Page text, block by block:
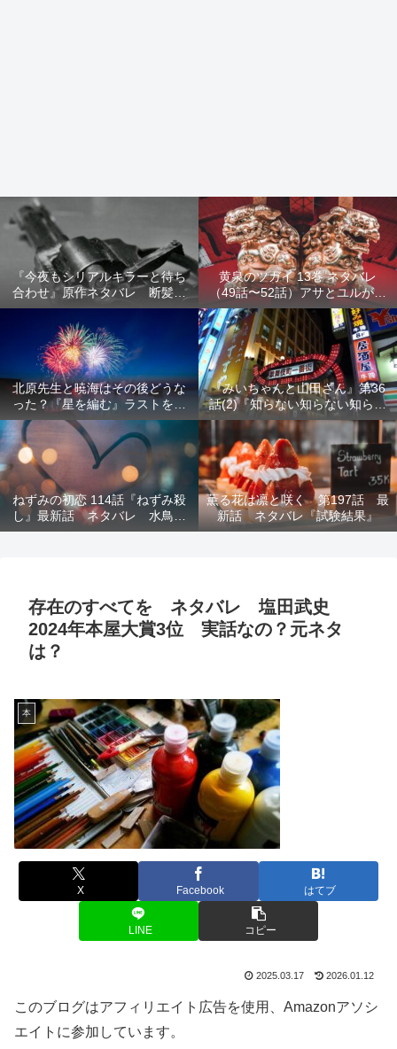
『今夜もシリアルキラーと待ち
合わせ』原作ネタバレ 断髪オ
ブジェ殺人事件 犯人の正体や
結末を解説
黄泉のツガイ 13巻 ネタバレ
（49話〜52話）アサとユルが家
出！西ノ村の真実とヒカルの決
意を解説
北原先生と暁海はその後どうな
った？『星を編む』ラストをネ
タバレ解説
『みいちゃんと山田さん』第36
話(2)『知らない知らない知らな
い』最新話 ネタバレ 犯人確
定 次回最終回
ねずみの初恋 114話『ねずみ殺
し』最新話 ネタバレ 水鳥死
亡 鯆を殺すか
薫る花は凛と咲く 第197話 最
新話 ネタバレ『試験結果』
存在のすべてを ネタバレ 塩田武史
2024年本屋大賞3位 実話なの？元ネタ
は？
本
X Facebook はてブ
LINE コピー
2025.03.17 2026.01.12
このブログはアフィリエイト広告を使用、Amazonアソシ
エイトに参加しています。